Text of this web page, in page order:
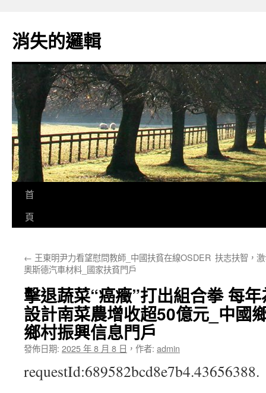
主
要
消失的邏輯
首
頁
← 王東明尹力看望慰問教師_中國扶貧在線OSDER
奧斯德汽車材料_國家扶貧門戶
扶志扶智，
擊退蔬菜“癌癥”打出組合拳 每
設計南菜農增收超50億元_中國
鄉村振興信息門戶
發佈日期: 2025 年 8 月 8 日 ， 作者: admin
requestId:689582bcd8e7b4.43656388.